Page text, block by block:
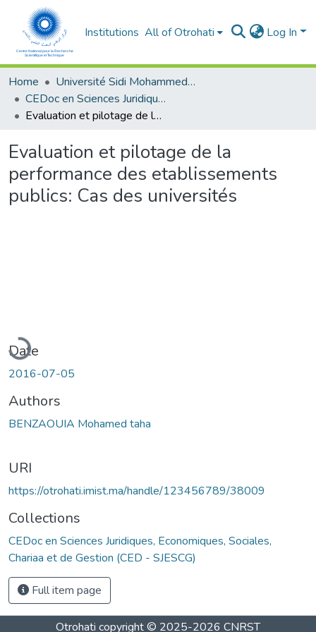
Institutions All of Otrohati Log In
Home
Université Sidi Mohammed Ben Abdellah - Fès
CEDoc en Sciences Juridiques, Economiques, Sociales, Chariaa et de Gestion (CED - SJESCG)
Evaluation et pilotage de la performance des etablissements publics: Cas des universités
Evaluation et pilotage de la
performance des etablissements
publics: Cas des universités
Date
2016-07-05
Authors
BENZAOUIA Mohamed taha
URI
https://otrohati.imist.ma/handle/123456789/38009
Collections
CEDoc en Sciences Juridiques, Economiques, Sociales,
Chariaa et de Gestion (CED - SJESCG)
Full item page
Otrohati copyright © 2025-2026 CNRST